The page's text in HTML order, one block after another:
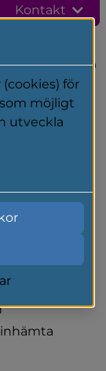
Kontakt
tillsatt av
arbeta
för
möjligt
utveckla